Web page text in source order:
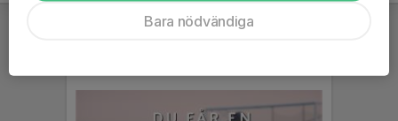
Bara nödvändiga